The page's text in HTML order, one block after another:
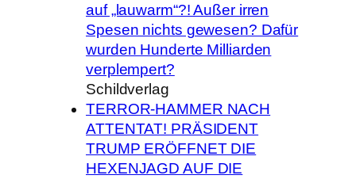
auf „lauwarm“?! Außer irren
Spesen nichts gewesen? Dafür
wurden Hunderte Milliarden
verplempert?
Schildverlag
TERROR-HAMMER NACH
ATTENTAT! PRÄSIDENT
TRUMP ERÖFFNET DIE
HEXENJAGD AUF DIE